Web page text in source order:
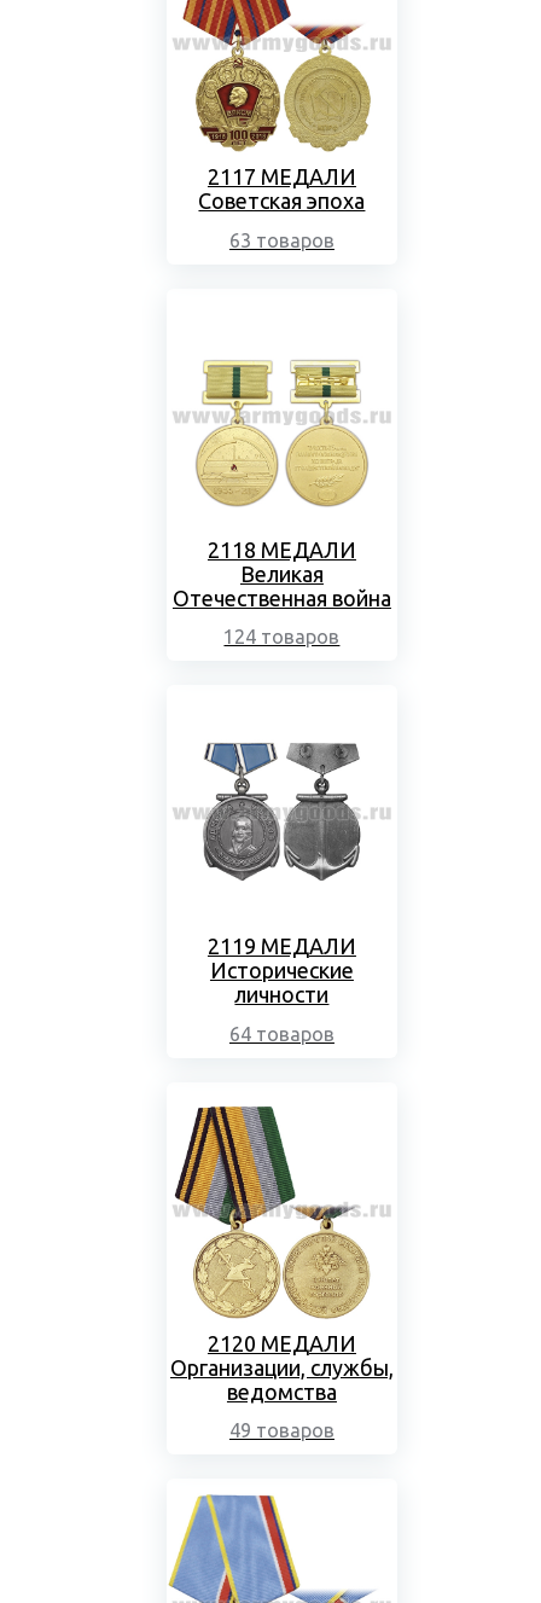
2117 МЕДАЛИ
Советская эпоха
63 товаров
2118 МЕДАЛИ
Великая
Отечественная война
124 товаров
2119 МЕДАЛИ
Исторические
личности
64 товаров
2120 МЕДАЛИ
Организации, службы,
ведомства
49 товаров